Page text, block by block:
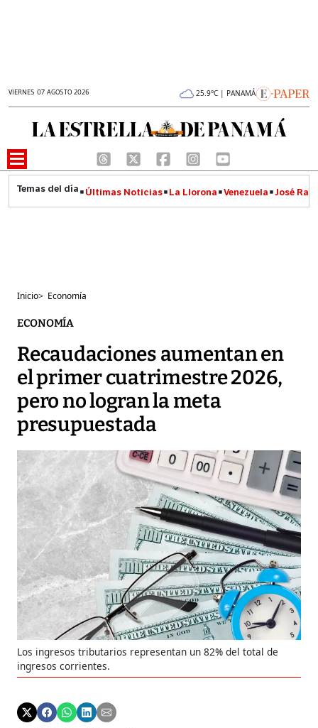
VIERNES 07 AGOSTO 2026 25.9°C | PANAMÁ
Últimas Noticias La Llorona Venezuela José
Inicio> Economía
ECONOMÍA
Recaudaciones aumentan en
el primer cuatrimestre 2026,
pero no logran la meta
presupuestada
Los ingresos tributarios representan un 82% del total de
ingresos corrientes.